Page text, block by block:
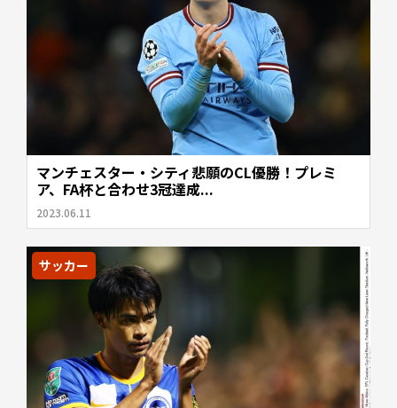
マンチェスター・シティ悲願のCL優勝！プレミ
ア、FA杯と合わせ3冠達成...
2023.06.11
サッカー